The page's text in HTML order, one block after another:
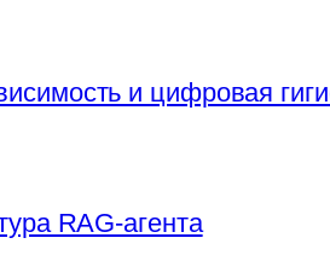
и цифровая
RAG-агента